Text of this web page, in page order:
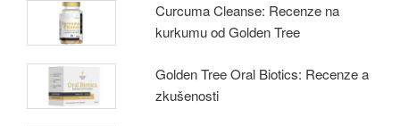
Curcuma Cleanse: Recenze na
kurkumu od Golden Tree
Golden Tree Oral Biotics: Recenze a
zkušenosti